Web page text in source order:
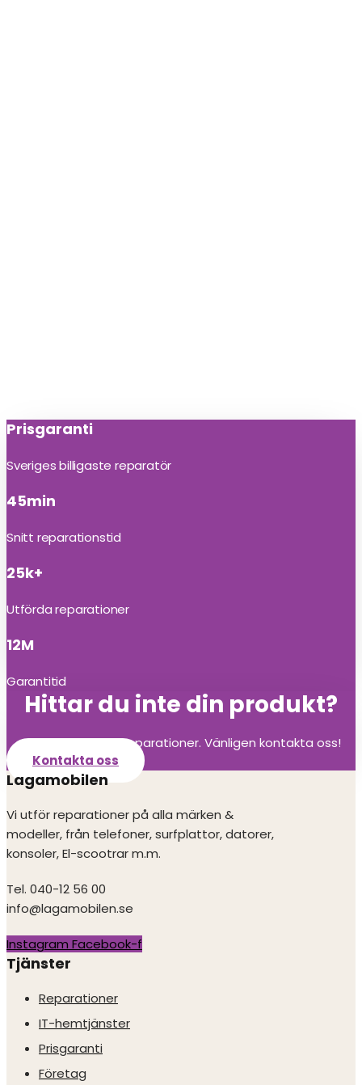
Prisgaranti
Sveriges billigaste reparatör
45min
Snitt reparationstid
25k+
Utförda reparationer
12M
Garantitid
Hittar du inte din produkt?
Vi utför alla olika reparationer. Vänligen kontakta oss!
Kontakta oss
Lagamobilen
Vi utför reparationer på alla märken &
modeller, från telefoner, surfplattor, datorer,
konsoler, El-scootrar m.m.
Tel. 040-12 56 00
info@lagamobilen.se
Instagram Facebook-f
Tjänster
Reparationer
IT-hemtjänster
Prisgaranti
Företag